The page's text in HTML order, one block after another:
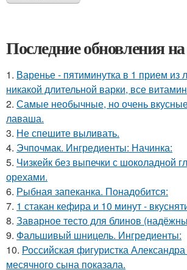
Последние обновления на
1. Варенье - пятиминутка в 1 прием из
никакой длительной варки, все
2. Самые необычные, но очень
лаваша.
3. Не спешите выливать.
4. Эчпочмак. Ингредиенты: Начинка:
5. Чизкейк без выпечки с шоколадной
орехами.
6. Рыбная запеканка. Понадобится:
7. 1 стакан кефира и 10 минут -
8. Заварное тесто для блинов
9. Фальшивый шницель. Ингредиенты:
10. Российская фигуристка
месячного сына показала.